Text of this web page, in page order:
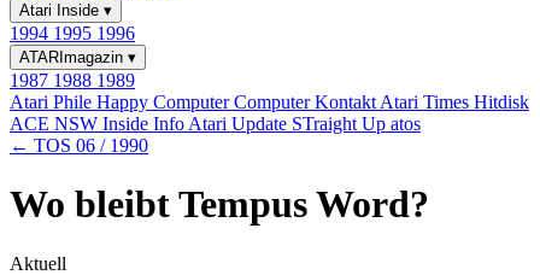
Atari Inside ▾
1994 1995 1996
ATARImagazin ▾
1987 1988 1989
Atari Phile Happy ComputerComputer Kontakt Atari Times Hitdisk
ACE NSW Inside Info Atari Update STraight Up atos
← TOS 06 / 1990
Wo bleibt Tempus Word?
Aktuell